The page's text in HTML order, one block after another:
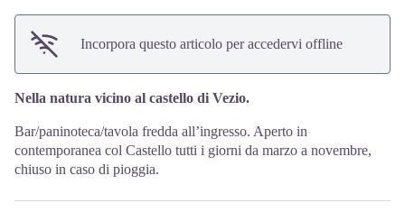
Incorpora questo articolo per accedervi offline
Nella natura vicino al castello di Vezio.
Bar/paninoteca/tavola fredda all’ingresso. Aperto in
contemporanea col Castello tutti i giorni da marzo a novembre,
chiuso in caso di pioggia.